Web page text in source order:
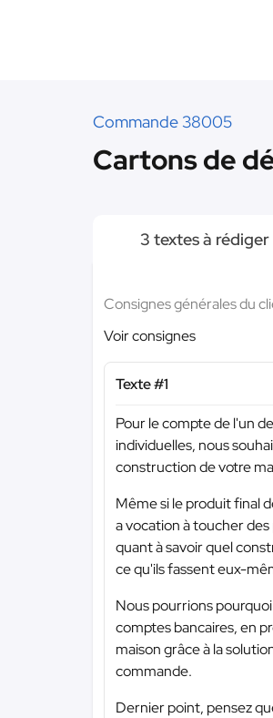
Commande 38005
Cartons de
3 textes à rédiger
Consignes générales du
Voir consignes
Texte #1
Pour le compte de l'un
individuelles, nous
construction de votre
Même si le produit final
a vocation à toucher
quant à savoir quel
ce qu'ils fassent eux-
Nous pourrions
comptes bancaires, en
maison grâce à la
commande.
Dernier point, pensez